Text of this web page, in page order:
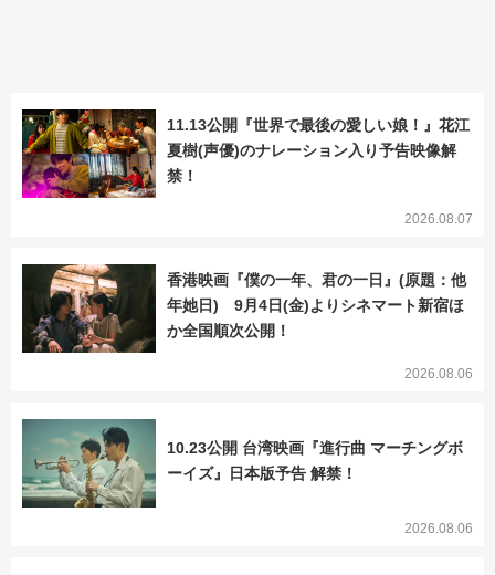
11.13公開『世界で最後の愛しい娘！』花江
夏樹(声優)のナレーション入り予告映像解
禁！
2026.08.07
香港映画『僕の一年、君の一日』(原題：他
年她日) 9月4日(金)よりシネマート新宿ほ
か全国順次公開！
2026.08.06
10.23公開 台湾映画『進行曲 マーチングボ
ーイズ』日本版予告 解禁！
2026.08.06